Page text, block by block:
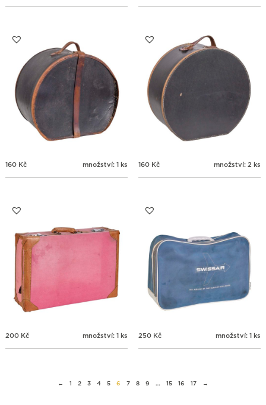
160 Kč množství: 1 ks 160 Kč množství: 2 ks
200 Kč množství: 1 ks 250 Kč množství: 1 ks
← 1 2 3 4 5 6 7 8 9 … 15 16 17 →